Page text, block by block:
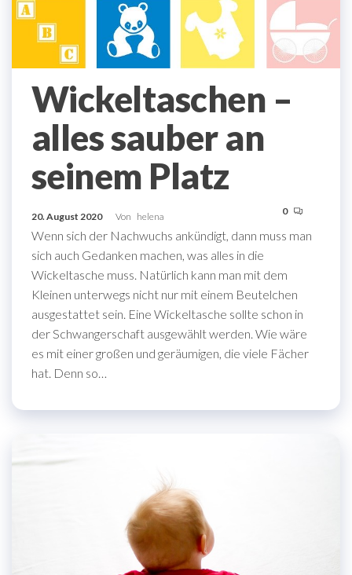
Wickeltaschen –
alles sauber an
seinem Platz
20. August 2020 Von helena 0
Wenn sich der Nachwuchs ankündigt, dann muss man
sich auch Gedanken machen, was alles in die
Wickeltasche muss. Natürlich kann man mit dem
Kleinen unterwegs nicht nur mit einem Beutelchen
ausgestattet sein. Eine Wickeltasche sollte schon in
der Schwangerschaft ausgewählt werden. Wie wäre
es mit einer großen und geräumigen, die viele Fächer
hat. Denn so…